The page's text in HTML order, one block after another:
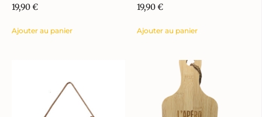
19,90€
Ajouter au panier
19,90€
Ajouter au panier